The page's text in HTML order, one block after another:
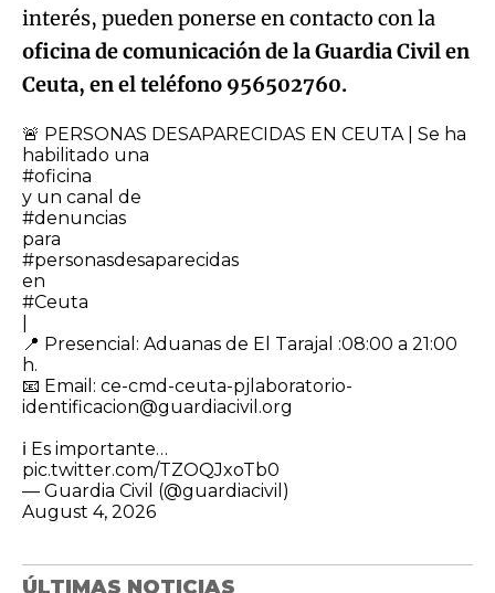
interés, pueden ponerse en contacto con la
oficina de comunicación de la Guardia Civil en
Ceuta, en el teléfono 956502760.
🚨 PERSONAS DESAPARECIDAS EN CEUTA | Se ha
habilitado una
#oficina
y un canal de
#denuncias
para
#personasdesaparecidas
en
#Ceuta
​📍 Presencial: Aduanas de El Tarajal :08:00 a 21:00
h.
📧 Email: ce-cmd-ceuta-pjlaboratorio-
identificacion@guardiacivil.org
ℹ️ Es importante…
pic.twitter.com/TZOQJxoTb0
— Guardia Civil (@guardiacivil)
August 4, 2026
ÚLTIMAS NOTICIAS